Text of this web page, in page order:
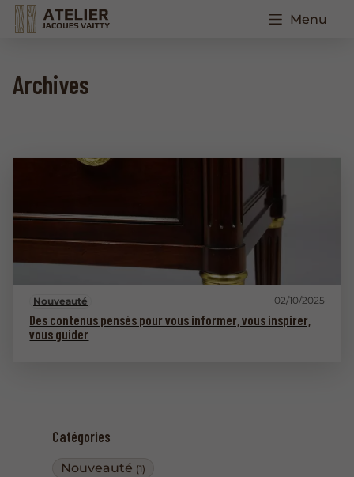
Menu
Catégories
Nouveauté (1)
Archives
Nouveauté 02/10/2025
Des contenus pensés pour vous informer, vous inspirer,
vous guider